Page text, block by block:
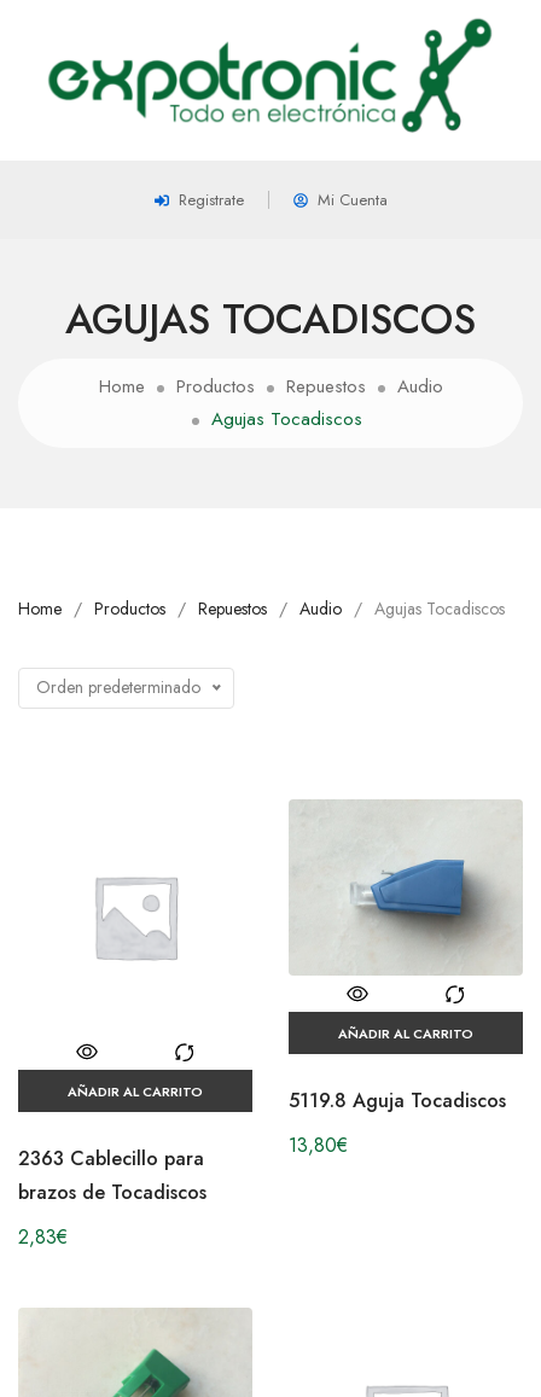
Registrate Mi Cuenta
AGUJAS TOCADISCOS
Home Productos Repuestos
Audio
Agujas Tocadiscos
Home Productos Repuestos Audio Agujas Tocadiscos
Orden predeterminado
AÑADIR AL CARRITO
2363 Cablecillo para
brazos de Tocadiscos
2,83€
AÑADIR AL CARRITO
5119.8 Aguja Tocadiscos
13,80€